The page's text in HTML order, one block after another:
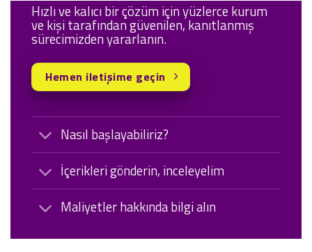
Nasıl başlayabiliriz?
İçerikleri gönderin, inceleyelim
Maliyetler hakkında bilgi alın
Hızlı ve kalıcı bir çözüm için yüzlerce kurum
ve kişi tarafından güvenilen, kanıtlanmış
sürecimizden yararlanın.
Hemen iletişime geçin